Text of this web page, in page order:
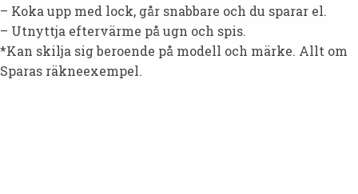
– Koka upp med lock, går snabbare och du sparar el.
– Utnyttja eftervärme på ugn och spis.
*Kan skilja sig beroende på modell och märke. Allt om
Sparas räkneexempel.